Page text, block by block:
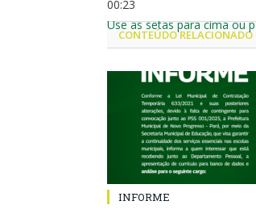
00:23
Use as setas para cima ou
CONTEÚDO RELACIONADO
INFORME